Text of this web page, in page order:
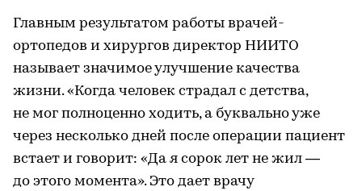
Главным результатом работы врачей-
ортопедов и хирургов директор НИИТО
называет значимое улучшение качества
жизни. «Когда человек страдал с детства,
не мог полноценно ходить, а буквально уже
через несколько дней после операции пациент
встает и говорит: «Да я сорок лет не жил —
до этого момента». Это дает врачу